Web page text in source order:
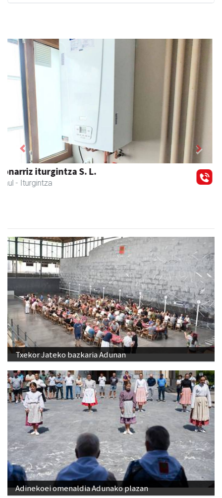
Larraulgo herri ostatua
Larraul - Jatetxeak
Previous Next
Txekor Jateko bazkaria Adunan
Adinekoei omenaldia Adunako plazan